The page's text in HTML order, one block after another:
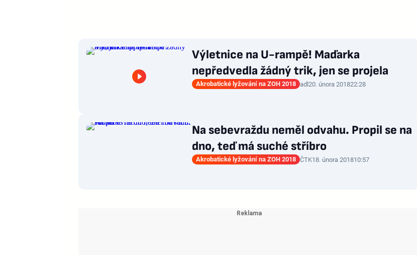
Výletnice na U-rampě! Maďarka
nepředvedla žádný trik, jen se projela
Akrobatické lyžování na ZOH 2018 adl20. února 201822:28
Na sebevraždu neměl odvahu. Propil se na
dno, teď má suché stříbro
Akrobatické lyžování na ZOH 2018 ČTK18. února 201810:57